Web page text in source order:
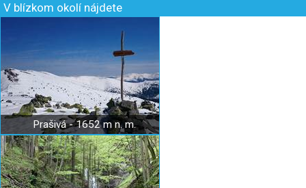
V blízkom okolí nájdete
Prašivá - 1652 m n. m.